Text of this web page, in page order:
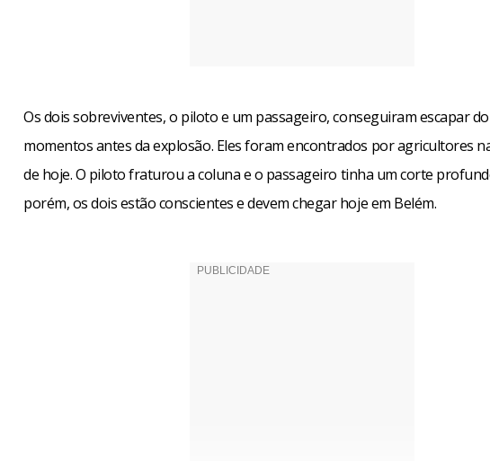
Os dois sobreviventes, o piloto e um passageiro, conseguiram escapar
momentos antes da explosão. Eles foram encontrados por agricultores
de hoje. O piloto fraturou a coluna e o passageiro tinha um corte
porém, os dois estão conscientes e devem chegar hoje em Belém.